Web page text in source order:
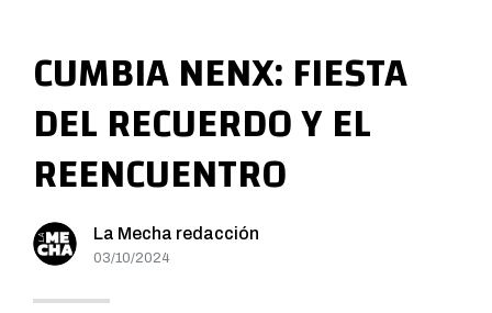
M
e
c
h
a
PERIODISMO DIGITAL
CUMBIA NENX: FIESTA
DEL RECUERDO Y EL
REENCUENTRO
La Mecha redacción
03/10/2024